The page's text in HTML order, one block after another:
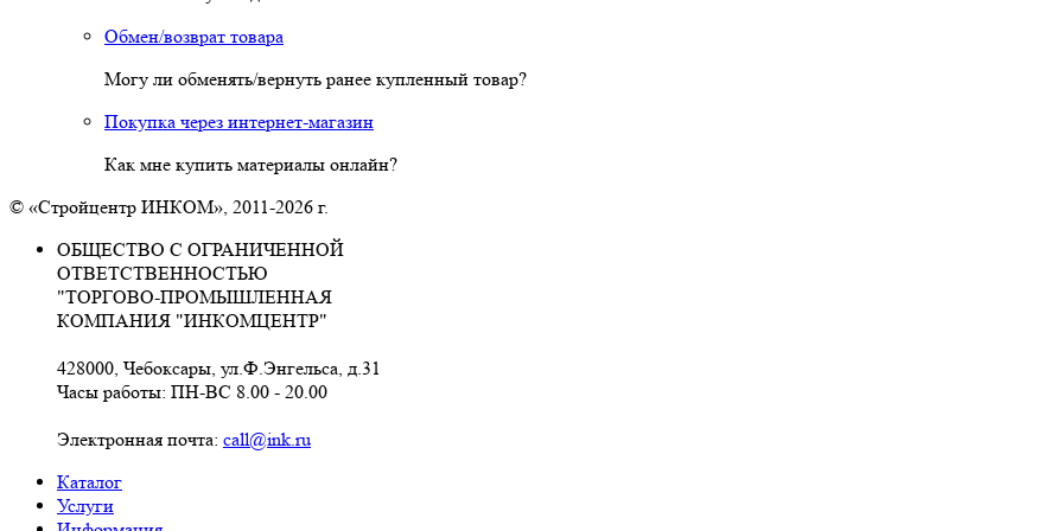
Обмен/возврат товара
Могу ли обменять/вернуть ранее купленный товар?
Покупка через интернет-магазин
Как мне купить материалы онлайн?
© «Стройцентр ИНКОМ», 2011-2026 г.
ОБЩЕСТВО С ОГРАНИЧЕННОЙ
ОТВЕТСТВЕННОСТЬЮ
"ТОРГОВО-ПРОМЫШЛЕННАЯ
КОМПАНИЯ "ИНКОМЦЕНТР"
428000, Чебоксары, ул.Ф.Энгельса, д.31
Часы работы: ПН-ВС 8.00 - 20.00
Электронная почта: call@ink.ru
Каталог
Услуги